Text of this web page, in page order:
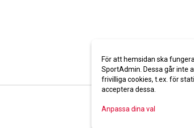
För att hemsidan ska
SportAdmin. Dessa går inte
frivilliga cookies, t.ex. för
acceptera dessa.
Anpassa dina val